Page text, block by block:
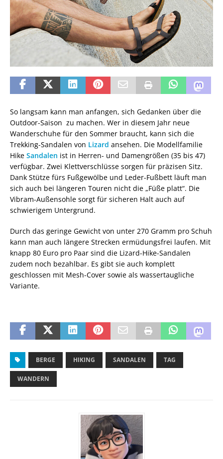
So langsam kann man anfangen, sich Gedanken über die
Outdoor-Saison zu machen. Wer in diesem Jahr neue
Wanderschuhe für den Sommer braucht, kann sich die
Trekking-Sandalen von Lizard ansehen. Die Modellfamilie
Hike Sandalen ist in Herren- und Damengrößen (35 bis 47)
verfügbar. Zwei Klettverschlüsse sorgen für präzisen Sitz.
Dank Stütze fürs Fußgewölbe und Leder-Fußbett läuft man
sich auch bei längeren Touren nicht die „Füße platt“. Die
Vibram-Außensohle sorgt für sicheren Halt auch auf
schwierigem Untergrund.
Durch das geringe Gewicht von unter 270 Gramm pro Schuh
kann man auch längere Strecken ermüdungsfrei laufen. Mit
knapp 80 Euro pro Paar sind die Lizard-Hike-Sandalen
zudem noch bezahlbar. Es gibt sie auch komplett
geschlossen mit Mesh-Cover sowie als wassertaugliche
Variante.
BERGE HIKING SANDALEN TAG
WANDERN